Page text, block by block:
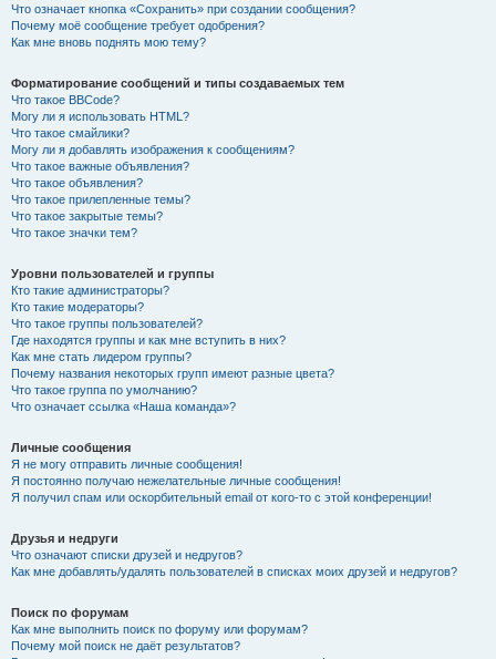
Что означает кнопка «Сохранить» при создании сообщения?
Почему моё сообщение требует одобрения?
Как мне вновь поднять мою тему?
Форматирование сообщений и типы создаваемых тем
Что такое BBCode?
Могу ли я использовать HTML?
Что такое смайлики?
Могу ли я добавлять изображения к сообщениям?
Что такое важные объявления?
Что такое объявления?
Что такое прилепленные темы?
Что такое закрытые темы?
Что такое значки тем?
Уровни пользователей и группы
Кто такие администраторы?
Кто такие модераторы?
Что такое группы пользователей?
Где находятся группы и как мне вступить в них?
Как мне стать лидером группы?
Почему названия некоторых групп имеют разные цвета?
Что такое группа по умолчанию?
Что означает ссылка «Наша команда»?
Личные сообщения
Я не могу отправить личные сообщения!
Я постоянно получаю нежелательные личные сообщения!
Я получил спам или оскорбительный email от кого-то с этой конференции!
Друзья и недруги
Что означают списки друзей и недругов?
Как мне добавлять/удалять пользователей в списках моих друзей и недругов?
Поиск по форумам
Как мне выполнить поиск по форуму или форумам?
Почему мой поиск не даёт результатов?